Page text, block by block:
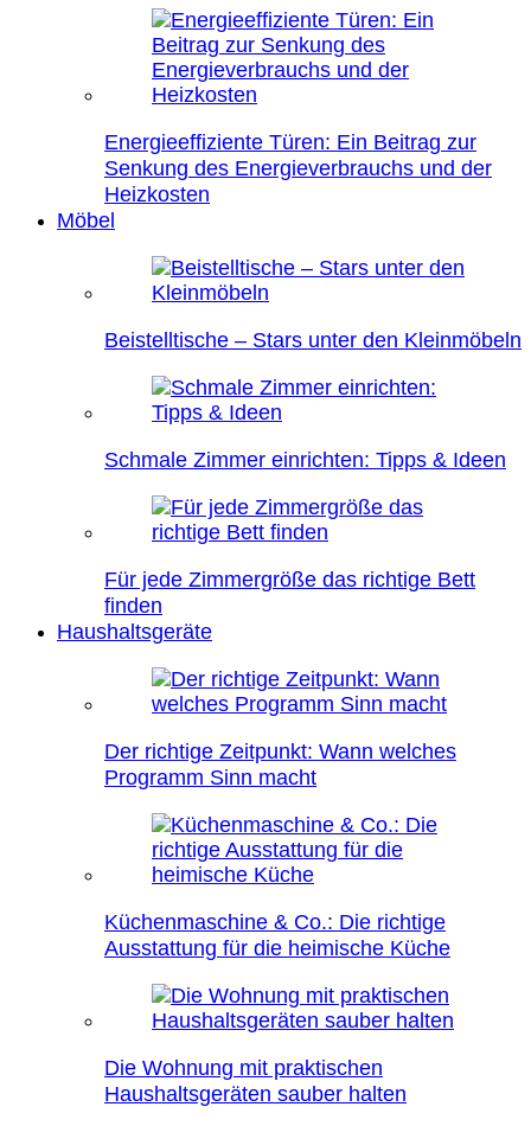
Energieeffiziente Türen: Ein Beitrag zur
Senkung des Energieverbrauchs und der
Heizkosten
Möbel
Beistelltische – Stars unter den Kleinmöbeln
Schmale Zimmer einrichten: Tipps & Ideen
Für jede Zimmergröße das richtige Bett
finden
Haushaltsgeräte
Der richtige Zeitpunkt: Wann welches
Programm Sinn macht
Küchenmaschine & Co.: Die richtige
Ausstattung für die heimische Küche
Die Wohnung mit praktischen
Haushaltsgeräten sauber halten